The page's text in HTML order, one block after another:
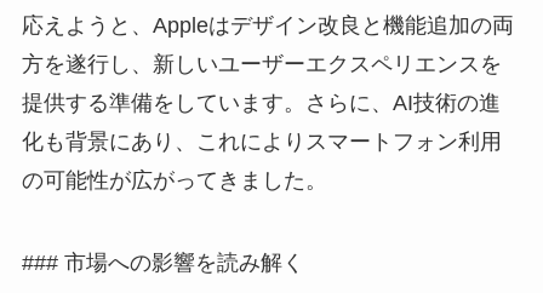
応えようと、Appleはデザイン改良と機能追加の両
方を遂行し、新しいユーザーエクスペリエンスを
提供する準備をしています。さらに、AI技術の進
化も背景にあり、これによりスマートフォン利用
の可能性が広がってきました。
### 市場への影響を読み解く